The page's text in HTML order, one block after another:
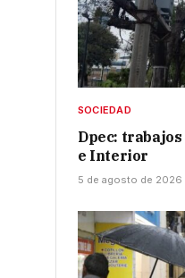
SOCIEDAD
Dpec:
e Interior
5 de agosto de 2026